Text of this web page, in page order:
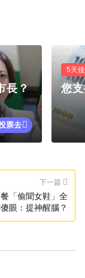
長？
票去
5天
您
下一篇
「偷聞女鞋」全
眼：提神醒腦？